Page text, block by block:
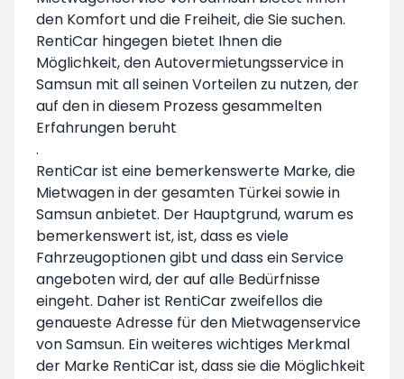
den Komfort und die Freiheit, die Sie suchen.
RentiCar hingegen bietet Ihnen die
Möglichkeit, den Autovermietungsservice in
Samsun mit all seinen Vorteilen zu nutzen, der
auf den in diesem Prozess gesammelten
Erfahrungen beruht
.
RentiCar ist eine bemerkenswerte Marke, die
Mietwagen in der gesamten Türkei sowie in
Samsun anbietet. Der Hauptgrund, warum es
bemerkenswert ist, ist, dass es viele
Fahrzeugoptionen gibt und dass ein Service
angeboten wird, der auf alle Bedürfnisse
eingeht. Daher ist RentiCar zweifellos die
genaueste Adresse für den Mietwagenservice
von Samsun. Ein weiteres wichtiges Merkmal
der Marke RentiCar ist, dass sie die Möglichkeit